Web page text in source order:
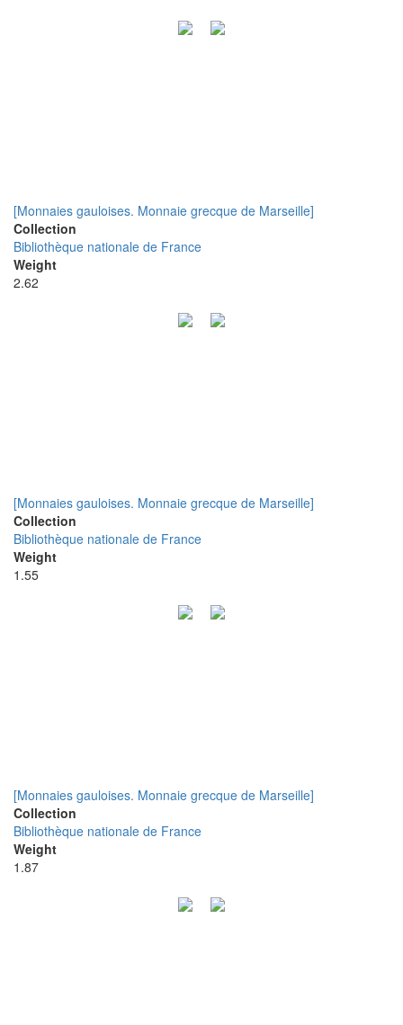
[Monnaies gauloises. Monnaie grecque de Marseille]
Collection
Bibliothèque nationale de France
Weight
2.62
[Monnaies gauloises. Monnaie grecque de Marseille]
Collection
Bibliothèque nationale de France
Weight
1.55
[Monnaies gauloises. Monnaie grecque de Marseille]
Collection
Bibliothèque nationale de France
Weight
1.87